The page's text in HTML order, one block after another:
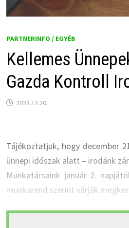
PARTNERINFO / EGYÉB
Kellemes
Gazda Kontroll
2023.12.20.
Tájékoztatjuk, hogy december
ünnepi időszak alatt – irodánk
Munkatársaink január 2.
munkarend szerint várják